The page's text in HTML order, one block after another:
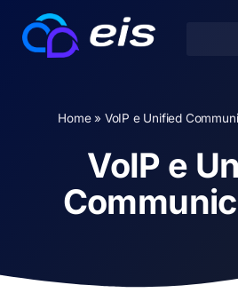
Home» VoIP e Unified
VoIP e